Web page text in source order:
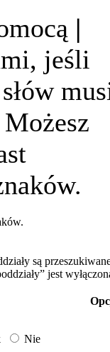
|
jeśli
są
jest
Nie